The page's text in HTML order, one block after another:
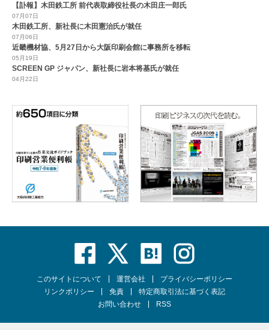
【訃報】木田鉄工所 前代表取締役社長の木田庄一郎氏
07月07日
木田鉄工所、新社長に木田憲治氏が就任
07月06日
近畿機材協、5月27日から大阪印刷会館に事務所を移転
05月19日
SCREEN GP ジャパン、新社長に岩本将基氏が就任
04月22日
このサイトについて 運営会社
プライバシーポリシー
リンクポリシー
免責
特定商取引法に基づく表記
お問い合わせ
RSS